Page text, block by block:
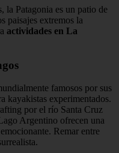
la Patagonia es un patio de
paisajes extremos la
actividades en La
famosos por sus
kayakistas experimentados.
por el río Santa Cruz
Argentino ofrecen una
Remar entre